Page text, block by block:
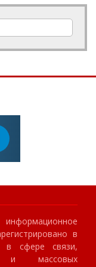
информационное
в
в сфере связи,
и массовых